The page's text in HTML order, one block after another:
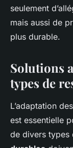
seulement
mais aussi de
plus durable.
Solutions
types de
L’adaptation des
est essentielle
de divers types